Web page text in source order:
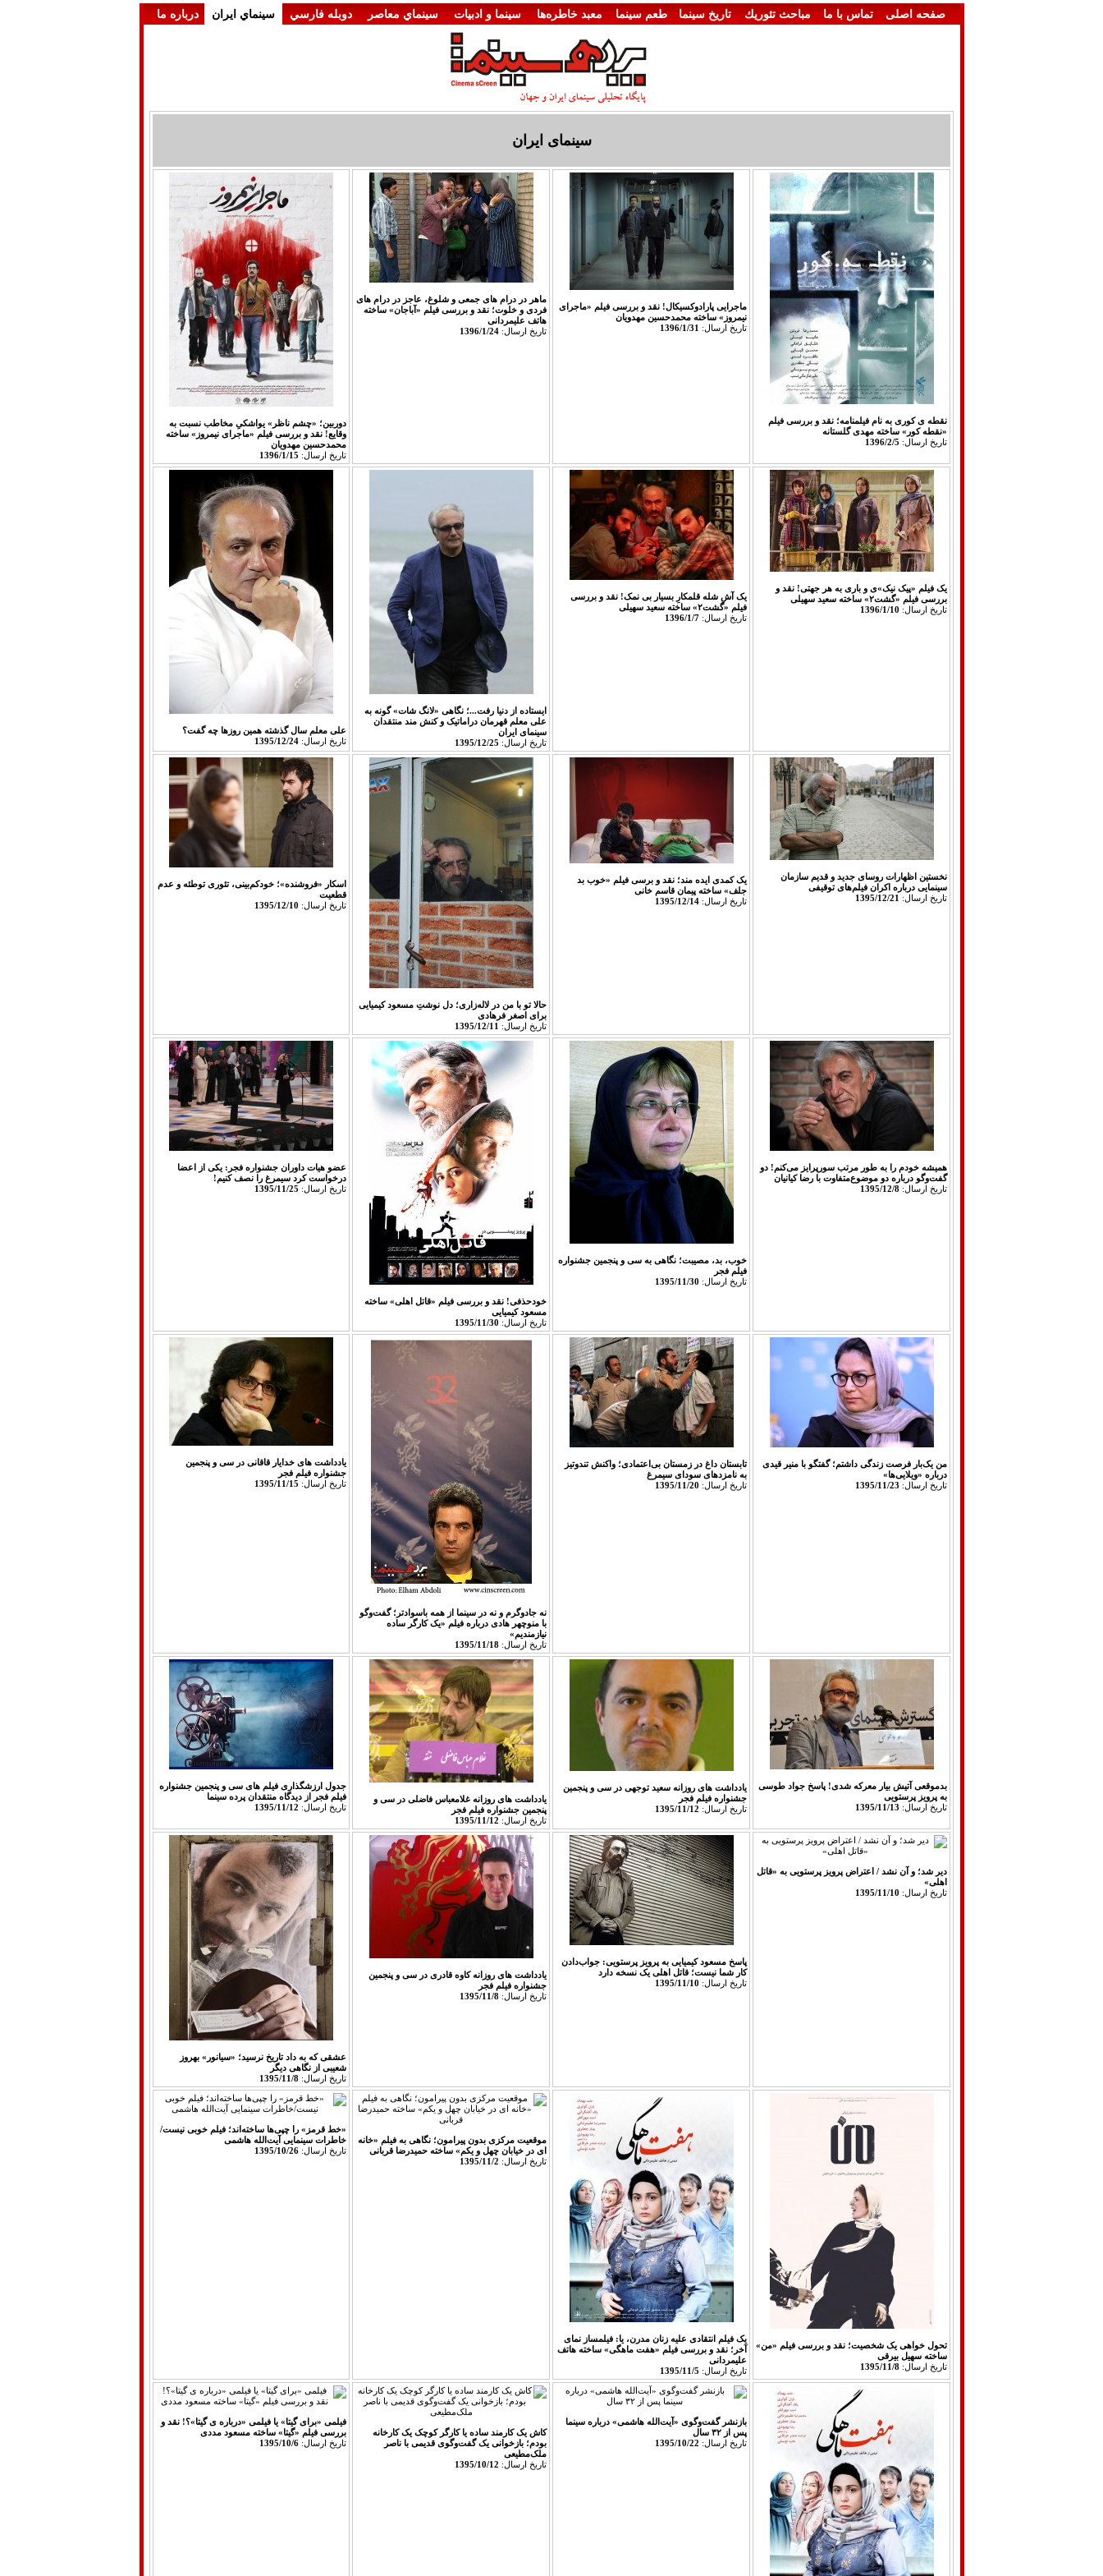
صفحه اصلی تماس با ما مباحث تئوريك تاريخ سينما طعم سینما معبد خاطره‌ها سينما و ادبيات سينماي معاصر دوبله فارسي سينماي ايران درباره ما
سینمای ایران
نقطه ی کوری به نام فیلمنامه؛ نقد و بررسی فیلم
«نقطه کور» ساخته مهدی گلستانه‎
تاريخ ارسال: 1396/2/5
ماجرایی پارادوکسیکال! نقد و بررسی فیلم «ماجرای
نیمروز» ساخته محمدحسین مهدویان
تاريخ ارسال: 1396/1/31
ماهر در درام های جمعی و شلوغ، عاجز در درام های
فردی و خلوت؛ نقد و بررسی فیلم «آباجان» ساخته
هاتف علیمردانی
تاريخ ارسال: 1396/1/24
دوربین؛ «چشم ناظر» یواشکیِ مخاطب نسبت به
وقایع! نقد و بررسی فیلم «ماجرای نیمروز» ساخته
محمدحسین مهدویان‎
تاريخ ارسال: 1396/1/15
یک فیلم «پیک نیک»ی و باری به هر جهتی! نقد و
بررسی فیلم «گشت۲» ساخته سعید سهیلی
تاريخ ارسال: 1396/1/10
یک آشِ شله قلمکارِ بسیار بی نمک! نقد و بررسی
فیلم «گشت۲» ساخته سعید سهیلی
تاريخ ارسال: 1396/1/7
ایستاده از دنیا رفت...؛ نگاهی «لانگ شات» گونه به
علی معلم قهرمان دراماتیک و کنش مند منتقدان
سینمای ایران
تاريخ ارسال: 1395/12/25
علی معلم سال گذشته همین روزها چه گفت؟
تاريخ ارسال: 1395/12/24
نخستین اظهارات روسای جدید و قدیم سازمان
سینمایی درباره اکران فیلم‌های توقیفی
تاريخ ارسال: 1395/12/21
یک کمدی ایده مند؛ نقد و برسی فیلم «خوب بد
جلف» ساخته پیمان قاسم خانی
تاريخ ارسال: 1395/12/14
حالا تو با من در لاله‌زاری؛ دل نوشتِ مسعود کیمیایی
برای اصغر فرهادی
تاريخ ارسال: 1395/12/11
اسکار «فروشنده»؛ خودکم‌بینی، تئوری توطئه و عدم
قطعیت
تاريخ ارسال: 1395/12/10
همیشه خودم را به طور مرتب سورپرایز می‌کنم! دو
گفت‌وگو درباره دو موضوع‌متفاوت با رضا کیانیان
تاريخ ارسال: 1395/12/8
خوب، بد، مصیبت؛ نگاهی به سی و پنجمین جشنواره
فیلم فجر
تاريخ ارسال: 1395/11/30
خودحذفی! نقد و بررسی فیلم «قاتل اهلی» ساخته
مسعود کیمیایی
تاريخ ارسال: 1395/11/30
عضو هیات داوران جشنواره فجر: یکی از اعضا
درخواست کرد سیمرغ را نصف کنیم!
تاريخ ارسال: 1395/11/25
‌من یک‌بار فرصت زندگی داشتم؛ گفتگو با منیر قیدی
درباره «ویلایی‌ها»
تاريخ ارسال: 1395/11/23
تابستان داغ در زمستان بی‌اعتمادی؛ واکنش تندوتیز
به نامزدهای سودای سیمرغ
تاريخ ارسال: 1395/11/20
نه جادوگرم و نه در سینما از همه باسوادتر؛ گفت‌وگو
با منوچهر هادی درباره فیلم «یک کارگر ساده
نیازمندیم»
تاريخ ارسال: 1395/11/18
یادداشت های خدایار قاقانی در سی و پنجمین
جشنواره فیلم فجر
تاريخ ارسال: 1395/11/15
بدموقعی آتیش بیار معرکه شدی! پاسخ جواد طوسی
به پرویز پرستویی
تاريخ ارسال: 1395/11/13
یادداشت های روزانه سعید توجهی در سی و پنجمین
جشنواره فیلم فجر
تاريخ ارسال: 1395/11/12
یادداشت های روزانه غلامعباس فاضلی در سی و
پنجمین جشنواره فیلم فجر
تاريخ ارسال: 1395/11/12
جدول ارزشگذاری فیلم های سی و پنجمین جشنواره
فیلم فجر از دیدگاه منتقدان پرده سینما
تاريخ ارسال: 1395/11/12
دیر شد؛ و آن نشد / اعتراض پرویز پرستویی به «قاتل
اهلی»
تاريخ ارسال: 1395/11/10
پاسخ مسعود کیمیایی به پرویز پرستویی: جواب‌دادن
کار شما نیست؛ قاتل اهلی یک نسخه دارد
تاريخ ارسال: 1395/11/10
یادداشت های روزانه کاوه قادری در سی و پنجمین
جشنواره فیلم فجر
تاريخ ارسال: 1395/11/8
عشقی که به داد تاریخ نرسید؛ «سیانور» بهروز
شعیبی از نگاهی دیگر
تاريخ ارسال: 1395/11/8
تحول خواهی یک شخصیت؛ نقد و بررسی فیلم «من»
ساخته سهیل بیرقی
تاريخ ارسال: 1395/11/8
یک فیلم انتقادی علیه زنان مدرن، یا: فیلمساز نمای
آخر؛ نقد و بررسی فیلم «هفت ماهگی» ساخته هاتف
علیمردانی
تاريخ ارسال: 1395/11/5
موقعیت مرکزی بدون پیرامون؛ نگاهی به فیلم «خانه
ای در خیابان چهل و یکم» ساخته حمیدرضا قربانی
تاريخ ارسال: 1395/11/2
«خط قرمز» را چپی‌ها ساخته‏‌اند‌؛ فیلم خوبی نیست/
خاطرات سینمایی آیت‌الله هاشمی
تاريخ ارسال: 1395/10/26
بازنشر گفت‌وگوی «آیت‌الله هاشمی» درباره‌ سینما
پس از ۳۲ سال
تاريخ ارسال: 1395/10/22
کاش یک کارمند ساده یا کارگر کوچک یک کارخانه
بودم؛ بازخوانی یک گفت‌وگوی قدیمی با ناصر
ملک‌مطیعی
تاريخ ارسال: 1395/10/12
فیلمی «برای گیتا» یا فیلمی «درباره ی گیتا»؟! نقد و
بررسی فیلم «گیتا» ساخته مسعود مددی
تاريخ ارسال: 1395/10/6